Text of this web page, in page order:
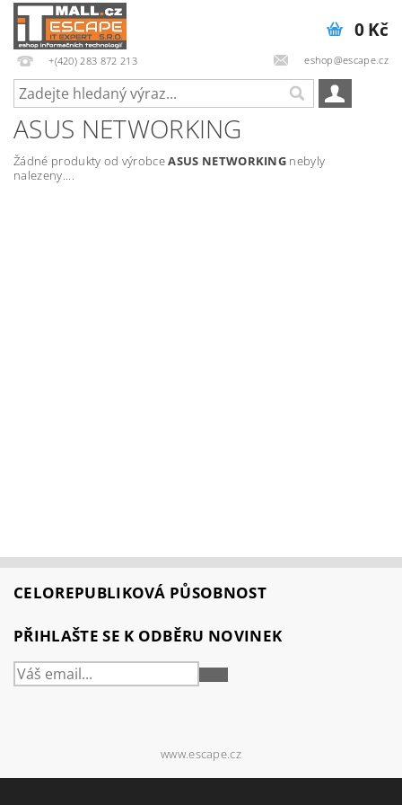
+(420) 283 872 213 eshop@escape.cz
0 Kč
ASUS NETWORKING
Žádné produkty od výrobceASUS NETWORKING nebyly
nalezeny....
CELOREPUBLIKOVÁ PŮSOBNOST
PŘIHLAŠTE SE K ODBĚRU NOVINEK
PŘIHLÁSIT
www.escape.cz